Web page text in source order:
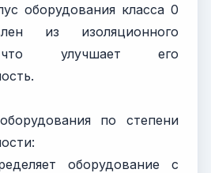
оборудования класса 0
из изоляционного
что улучшает его
по степени
оборудование с